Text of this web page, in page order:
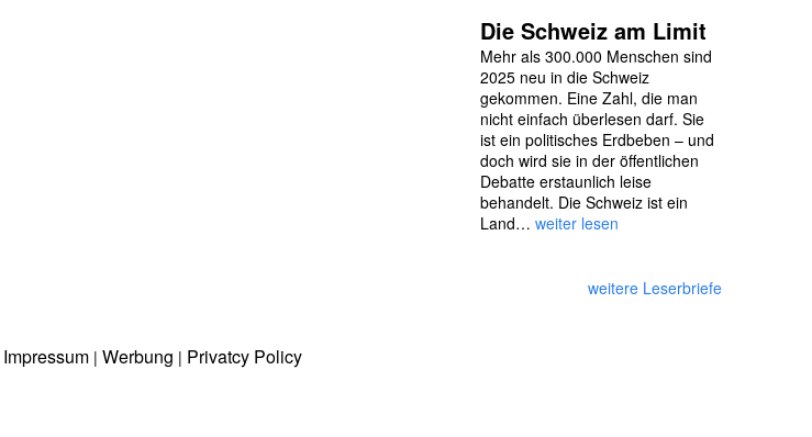
Die Schweiz am Limit
Mehr als 300.000 Menschen sind
2025 neu in die Schweiz
gekommen. Eine Zahl, die man
nicht einfach überlesen darf. Sie
ist ein politisches Erdbeben – und
doch wird sie in der öffentlichen
Debatte erstaunlich leise
behandelt. Die Schweiz ist ein
Land… weiter lesen
weitere Leserbriefe
Impressum| Werbung | Privatcy Policy